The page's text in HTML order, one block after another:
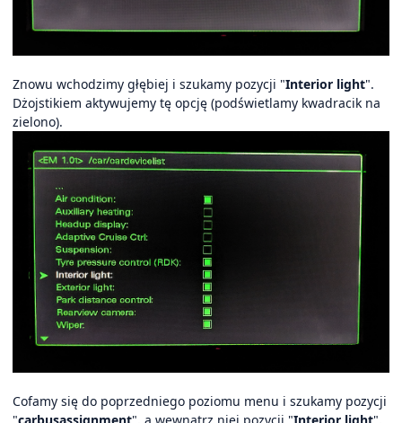
Znowu wchodzimy głębiej i szukamy pozycji "Interior light".
Dżojstikiem aktywujemy tę opcję (podświetlamy kwadracik na
zielono).
Cofamy się do poprzedniego poziomu menu i szukamy pozycji
"carbusassignment", a wewnątrz niej pozycji "Interior light".